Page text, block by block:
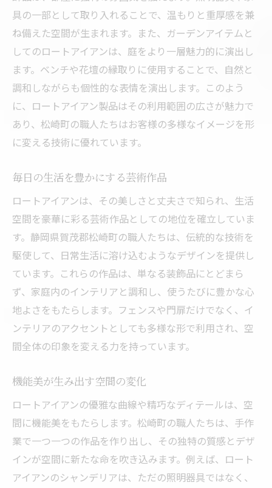
具の一部として取り入れることで、温もりと重厚感を兼
ね備えた空間が生まれます。また、ガーデンアイテムと
してのロートアイアンは、庭をより一層魅力的に演出し
ます。ベンチや花壇の縁取りに使用することで、自然と
調和しながらも個性的な表情を演出します。このよう
に、ロートアイアン製品はその利用範囲の広さが魅力で
あり、松崎町の職人たちはお客様の多様なイメージを形
に変える技術に優れています。
毎日の生活を豊かにする芸術作品
ロートアイアンは、その美しさと丈夫さで知られ、生活
空間を豪華に彩る芸術作品としての地位を確立していま
す。静岡県賀茂郡松崎町の職人たちは、伝統的な技術を
駆使して、日常生活に溶け込むようなデザインを提供し
ています。これらの作品は、単なる装飾品にとどまら
ず、家庭内のインテリアと調和し、使うたびに豊かな心
地よさをもたらします。フェンスや門扉だけでなく、イ
ンテリアのアクセントとしても多様な形で利用され、空
間全体の印象を変える力を持っています。
機能美が生み出す空間の変化
ロートアイアンの優雅な曲線や精巧なディテールは、空
間に機能美をもたらします。松崎町の職人たちは、手作
業で一つ一つの作品を作り出し、その独特の質感とデザ
インが空間に新たな命を吹き込みます。例えば、ロート
アイアンのシャンデリアは、ただの照明器具ではなく、